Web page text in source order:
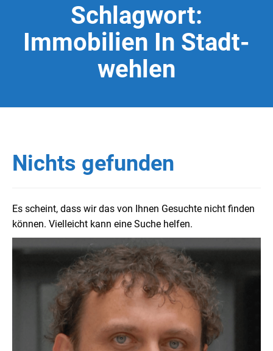
Schlagwort:
Immobilien In Stadt-
wehlen
Nichts gefunden
Es scheint, dass wir das von Ihnen Gesuchte nicht finden
können. Vielleicht kann eine Suche helfen.